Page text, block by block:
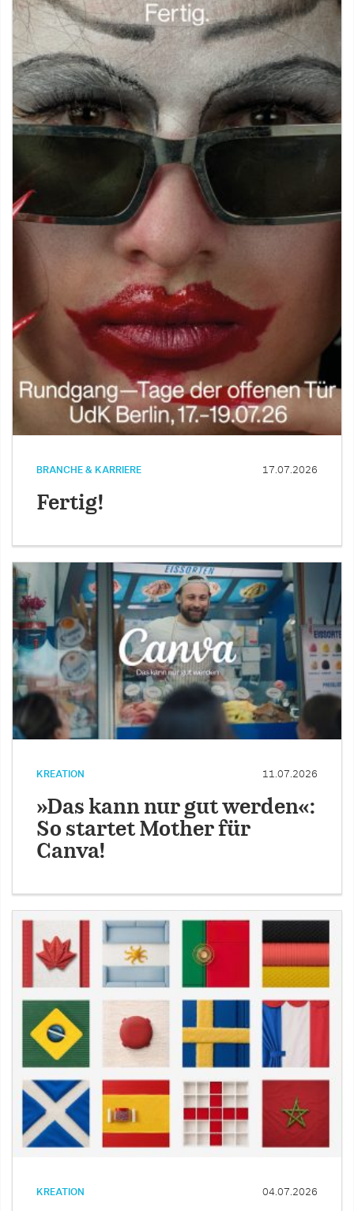
BRANCHE & KARRIERE 17.07.2026
Fertig!
KREATION 11.07.2026
»Das kann nur gut werden«:
So startet Mother für
Canva!
KREATION 04.07.2026